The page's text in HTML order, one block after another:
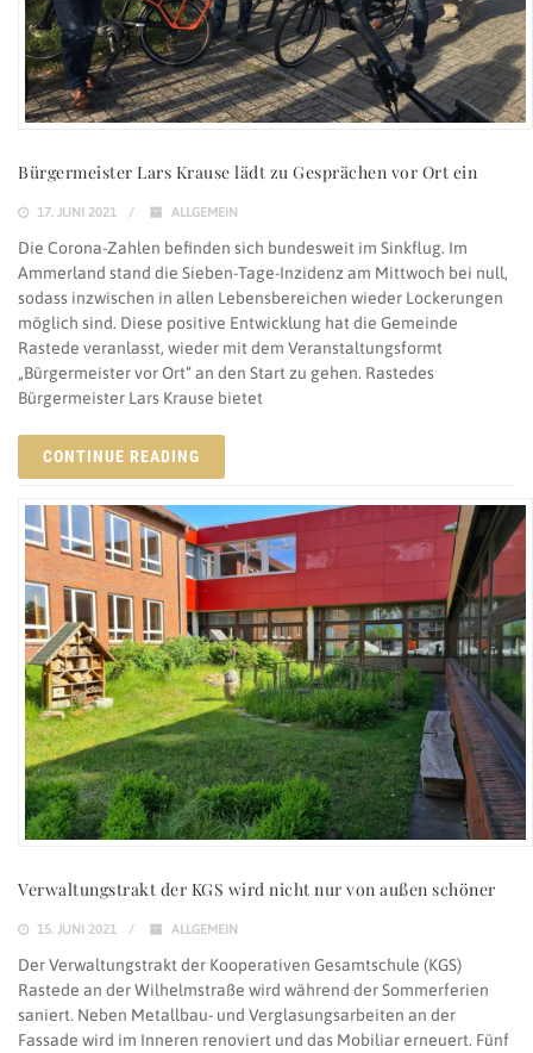
Bürgermeister Lars Krause lädt zu Gesprächen vor Ort ein
17. JUNI 2021 ALLGEMEIN
Die Corona-Zahlen befinden sich bundesweit im Sinkflug. Im
Ammerland stand die Sieben-Tage-Inzidenz am Mittwoch bei null,
sodass inzwischen in allen Lebensbereichen wieder Lockerungen
möglich sind. Diese positive Entwicklung hat die Gemeinde
Rastede veranlasst, wieder mit dem Veranstaltungsformt
„Bürgermeister vor Ort“ an den Start zu gehen. Rastedes
Bürgermeister Lars Krause bietet
CONTINUE READING
Verwaltungstrakt der KGS wird nicht nur von außen schöner
15. JUNI 2021 ALLGEMEIN
Der Verwaltungstrakt der Kooperativen Gesamtschule (KGS)
Rastede an der Wilhelmstraße wird während der Sommerferien
saniert. Neben Metallbau- und Verglasungsarbeiten an der
Fassade wird im Inneren renoviert und das Mobiliar erneuert. Fünf